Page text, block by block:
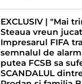
EXCLUSIV | "Mai
Steaua vreun
Impresarul FIFA
semnalul de
putea FCSB sa
SCANDALUL